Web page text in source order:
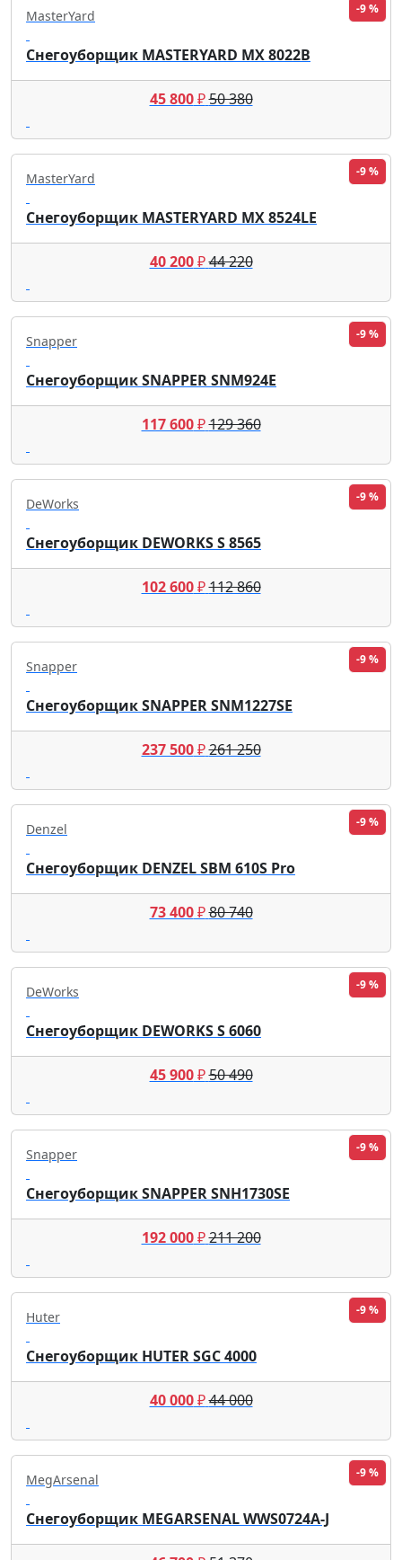
-9 %
MasterYard
Снегоуборщик MASTERYARD MX 8022B
45 800₽50 380
-9 %
MasterYard
Снегоуборщик MASTERYARD MX 8524LE
40 200₽44 220
-9 %
Snapper
Снегоуборщик SNAPPER SNM924E
117 600₽129 360
-9 %
DeWorks
Снегоуборщик DEWORKS S 8565
102 600₽112 860
-9 %
Snapper
Снегоуборщик SNAPPER SNM1227SE
237 500₽261 250
-9 %
Denzel
Снегоуборщик DENZEL SBM 610S Pro
73 400₽80 740
-9 %
DeWorks
Снегоуборщик DEWORKS S 6060
45 900₽50 490
-9 %
Snapper
Снегоуборщик SNAPPER SNH1730SE
192 000₽211 200
-9 %
Huter
Снегоуборщик HUTER SGC 4000
40 000₽44 000
-9 %
MegArsenal
Снегоуборщик MEGARSENAL WWS0724A-J